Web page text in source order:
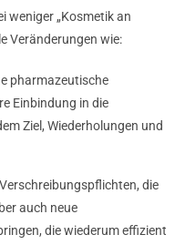
weniger „Kosmetik an
Veränderungen wie:
pharmazeutische
Einbindung in die
Ziel, Wiederholungen und
die
auch neue
die wiederum effizient